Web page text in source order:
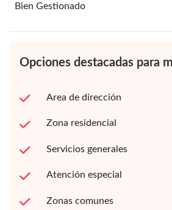
Bien Gestionado
Opciones destacadas para
Area de dirección
Zona residencial
Servicios generales
Atención especial
Zonas comunes